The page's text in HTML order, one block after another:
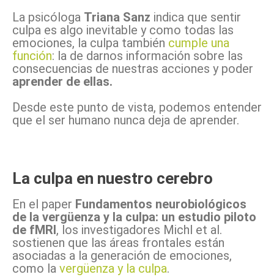
La psicóloga Triana Sanz indica que sentir
culpa es algo inevitable y como todas las
emociones, la culpa también cumple una
función: la de darnos información sobre las
consecuencias de nuestras acciones y poder
aprender de ellas.
Desde este punto de vista, podemos entender
que el ser humano nunca deja de aprender.
La culpa en nuestro cerebro
En el paper Fundamentos neurobiológicos
de la vergüenza y la culpa: un estudio piloto
de fMRI, los investigadores Michl et al.
sostienen que las áreas frontales están
asociadas a la generación de emociones,
como la vergüenza y la culpa.